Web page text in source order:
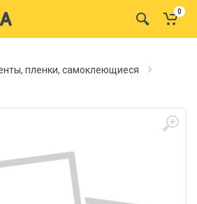
0
пленки, самоклеющиеся